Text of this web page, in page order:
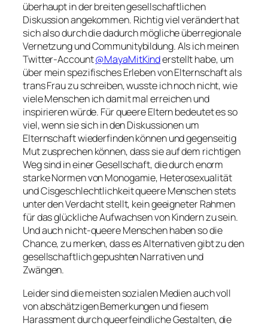
überhaupt in der breiten gesellschaftlichen
Diskussion angekommen. Richtig viel verändert hat
sich also durch die dadurch mögliche überregionale
Vernetzung und Communitybildung. Als ich meinen
Twitter-Account@MayaMitKinderstellt habe, um
über mein spezifisches Erleben von Elternschaft als
trans Frau zu schreiben, wusste ich noch nicht, wie
viele Menschen ich damit mal erreichen und
inspirieren würde. Für queere Eltern bedeutet es so
viel, wenn sie sich in den Diskussionen um
Elternschaft wiederfinden können und gegenseitig
Mut zusprechen können, dass sie auf dem richtigen
Weg sind in einer Gesellschaft, die durch enorm
starke Normen von Monogamie, Heterosexualität
und Cisgeschlechtlichkeit queere Menschen stets
unter den Verdacht stellt, kein geeigneter Rahmen
für das glückliche Aufwachsen von Kindern zu sein.
Und auch nicht-queere Menschen haben so die
Chance, zu merken, dass es Alternativen gibt zu den
gesellschaftlich gepushten Narrativen und
Zwängen.
Leider sind die meisten sozialen Medien auch voll
von abschätzigen Bemerkungen und fiesem
Harassment durch queerfeindliche Gestalten, die